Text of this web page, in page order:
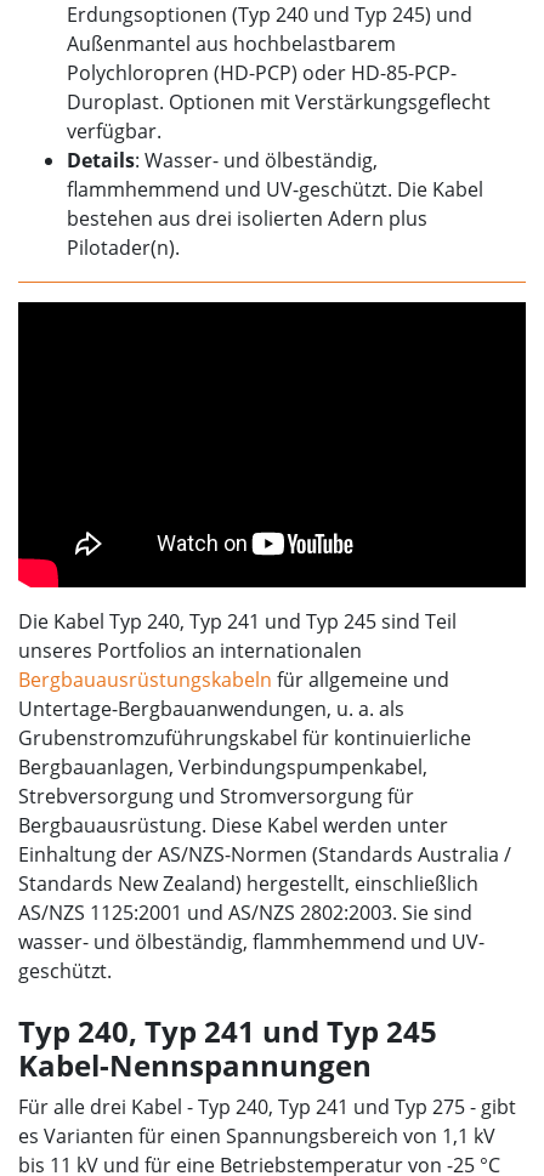
Erdungsoptionen (Typ 240 und Typ 245) und
Außenmantel aus hochbelastbarem
Polychloropren (HD-PCP) oder HD-85-PCP-
Duroplast. Optionen mit Verstärkungsgeflecht
verfügbar.
Details: Wasser- und ölbeständig,
flammhemmend und UV-geschützt. Die Kabel
bestehen aus drei isolierten Adern plus
Pilotader(n).
Die Kabel Typ 240, Typ 241 und Typ 245 sind Teil
unseres Portfolios an internationalen
Bergbauausrüstungskabeln für allgemeine und
Untertage-Bergbauanwendungen, u. a. als
Grubenstromzuführungskabel für kontinuierliche
Bergbauanlagen, Verbindungspumpenkabel,
Strebversorgung und Stromversorgung für
Bergbauausrüstung. Diese Kabel werden unter
Einhaltung der AS/NZS-Normen (Standards Australia /
Standards New Zealand) hergestellt, einschließlich
AS/NZS 1125:2001 und AS/NZS 2802:2003. Sie sind
wasser- und ölbeständig, flammhemmend und UV-
geschützt.
Typ 240, Typ 241 und Typ 245
Kabel-Nennspannungen
Für alle drei Kabel - Typ 240, Typ 241 und Typ 275 - gibt
es Varianten für einen Spannungsbereich von 1,1 kV
bis 11 kV und für eine Betriebstemperatur von -25 °C